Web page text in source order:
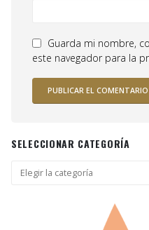
Guarda mi nombre,
este navegador para la
SELECCIONAR CATEGORÍA
Seleccionar
categoría